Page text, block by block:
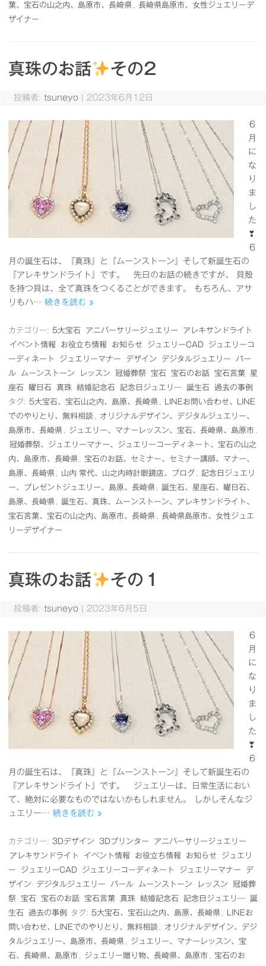
葉、宝石の山之内、島原市、長崎県
長崎県島原市、女性ジュエリーデ
ザイナー
真珠のお話 その2
投稿者: tsuneyo 2023年6月12日
６
月
に
な
り
ま
し
た
❣
６
月の誕生石は、『真珠』と『ムーンストーン』そして新誕生石の
『アレキサンドライト』です。 先日のお話の続きですが、 貝殻
を持つ貝は、全て真珠をつくることができます。 もちろん、アサ
リもハ… 続きを読む »
カテゴリー: 5大宝石 アニバーサリージュエリー
アレキサンドライト
イベント情報
お役立ち情報 お知らせ ジュエリーCAD
ジュエリーコ
ーディネート
ジュエリーマナー デザイン デジタルジュエリー
パー
ル
ムーンストーン レッスン 冠婚葬祭 宝石 宝石のお話 宝石言葉
星
座石
曜日石 真珠 結婚記念石 記念日ジュエリ― 誕生石
過去の事例
タグ: 5大宝石、宝石山之内、島原、長崎県
LINEお問い合わせ、LINE
でのやりとり、無料相談
オリジナルデザイン、デジタルジュエリー、
島原市、長崎県
ジュエリー、マナーレッスン、宝石、長崎県、島原市
冠婚葬祭、ジュエリーマナー、ジュエリーコーディネート、宝石の山之
内、島原市、長崎県
宝石のお話、セミナー、セミナー講師、マナー、
島原、長崎県
山内 常代、山之内時計眼鏡店、ブログ
記念日ジュエリ
ー、プレゼントジュエリー、島原、長崎県
誕生石、星座石、曜日石、
島原、長崎県
誕生石、真珠、ムーンストーン、アレキサンドライト、
宝石言葉、宝石の山之内、島原市、長崎県
長崎県島原市、女性ジュエ
リーデザイナー
真珠のお話 その１
投稿者: tsuneyo 2023年6月5日
６
月
に
な
り
ま
し
た
❣
６
月の誕生石は、『真珠』と『ムーンストーン』そして新誕生石の
『アレキサンドライト』です。 ジュエリーは、日常生活におい
て、絶対に必要なものではないかもしれません。 しかしそんなジ
ュエリー… 続きを読む »
カテゴリー: 3Dデザイン 3Dプリンター
アニバーサリージュエリー
アレキサンドライト
イベント情報 お役立ち情報 お知らせ
ジュエリ
ー
ジュエリーCAD ジュエリーコーディネート ジュエリーマナー
デ
ザイン
デジタルジュエリー パール ムーンストーン レッスン
冠婚葬
祭
宝石 宝石のお話 宝石言葉 真珠 結婚記念石 記念日ジュエリ―
誕
生石
過去の事例 タグ: 5大宝石、宝石山之内、島原、長崎県
LINEお
問い合わせ、LINEでのやりとり、無料相談
オリジナルデザイン、デジ
タルジュエリー、島原市、長崎県
ジュエリー、マナーレッスン、宝
石、長崎県、島原市
ジュエリー贈り物、長崎県、島原市 宝石のお